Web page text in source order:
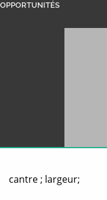
OPPORTUNITÉS
cantre ; largeur;